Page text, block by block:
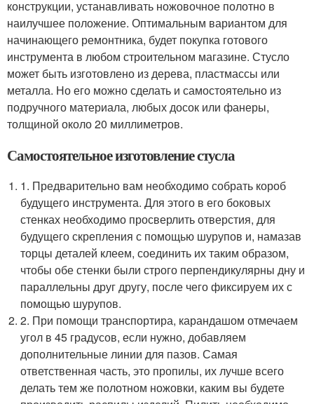
конструкции, устанавливать ножовочное полотно в
наилучшее положение. Оптимальным вариантом для
начинающего ремонтника, будет покупка готового
инструмента в любом строительном магазине. Стусло
может быть изготовлено из дерева, пластмассы или
металла. Но его можно сделать и самостоятельно из
подручного материала, любых досок или фанеры,
толщиной около 20 миллиметров.
Самостоятельное изготовление стусла
1. Предварительно вам необходимо собрать короб
будущего инструмента. Для этого в его боковых
стенках необходимо просверлить отверстия, для
будущего скрепления с помощью шурупов и, намазав
торцы деталей клеем, соединить их таким образом,
чтобы обе стенки были строго перпендикулярны дну и
параллельны друг другу, после чего фиксируем их с
помощью шурупов.
2. При помощи транспортира, карандашом отмечаем
угол в 45 градусов, если нужно, добавляем
дополнительные линии для пазов. Самая
ответственная часть, это пропилы, их лучше всего
делать тем же полотном ножовки, каким вы будете